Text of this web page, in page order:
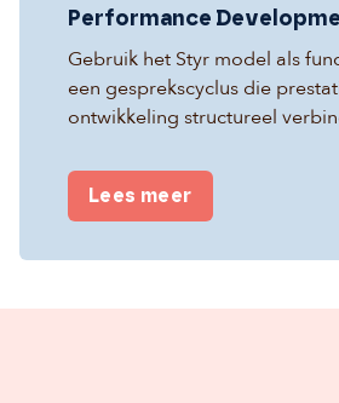
Performance
Gebruik het Styr model als
een gesprekscyclus die
ontwikkeling structureel
Lees meer